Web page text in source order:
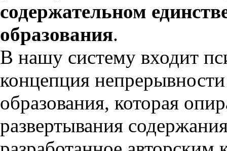
содержательном
образования.
В нашу систему входит
концепция
образования, которая
развертывания